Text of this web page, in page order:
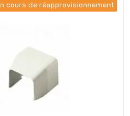
cours de réapprovisionnement